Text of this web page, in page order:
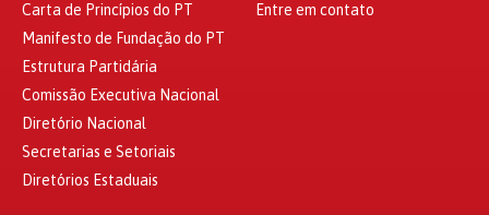
Carta de Princípios do PT
Manifesto de Fundação do PT
Estrutura Partidária
Comissão Executiva Nacional
Diretório Nacional
Secretarias e Setoriais
Diretórios Estaduais
Entre em contato